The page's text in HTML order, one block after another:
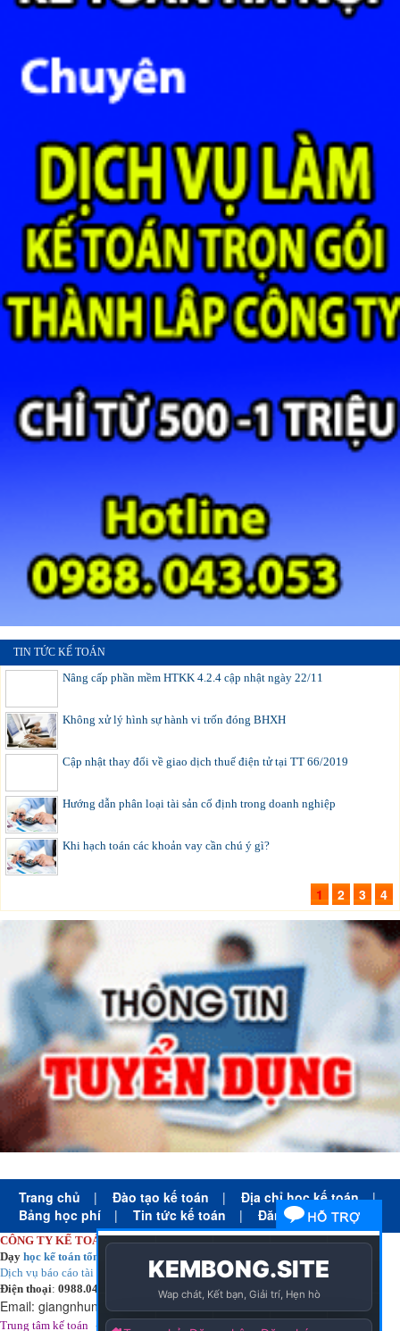
TIN TỨC KẾ TOÁN
Nâng cấp phần mềm HTKK 4.2.4 cập nhật ngày 22/11
Không xử lý hình sự hành vi trốn đóng BHXH
Cập nhật thay đổi về giao dịch thuế điện tử tại TT 66/2019
Hướng dẫn phân loại tài sản cố định trong doanh nghiệp
Khi hạch toán các khoản vay cần chú ý gì?
1 2 3 4
Trang chủ | Đào tạo kế toán | Địa chỉ học kế toán
|
Bảng học phí
| Tin tức kế toán | Đăng ký học
CÔNG TY KẾ TOÁN HÀ NỘI
Dạy học kế toán tổng hợp
Dịch vụ báo cáo tài chính
chuyên nghiệp uy tín giá rẻ
Điện thoại: 0988.043.053
Email: giangnhungkthn@gmail.com
Trung tâm kế toán - Công ty kế toán hà nội ạy tại: